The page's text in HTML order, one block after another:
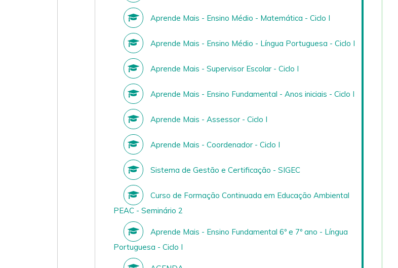
Aprende Mais - Ensino Médio - Matemática - Ciclo I
Aprende Mais - Ensino Médio - Língua Portuguesa - Ciclo I
Aprende Mais - Supervisor Escolar - Ciclo I
Aprende Mais - Ensino Fundamental - Anos iniciais - Ciclo I
Aprende Mais - Assessor - Ciclo I
Aprende Mais - Coordenador - Ciclo I
Sistema de Gestão e Certificação - SIGEC
Curso de Formação Continuada em Educação Ambiental
PEAC - Seminário 2
Aprende Mais - Ensino Fundamental 6º e 7º ano - Língua
Portuguesa - Ciclo I